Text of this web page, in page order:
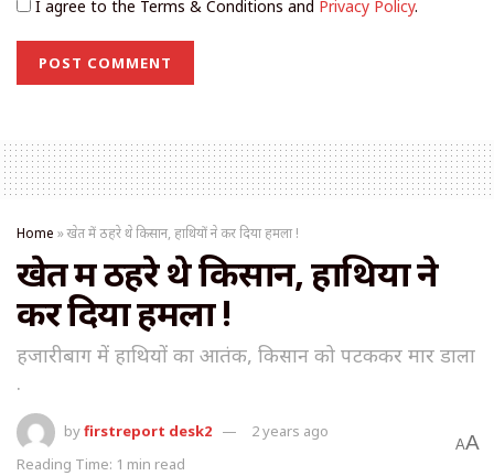
I agree to the Terms & Conditions and Privacy Policy.
Home »खेत में ठहरे थे किसान, हाथियों ने कर दिया हमला !
खेत में ठहरे थे किसान, हाथियों ने
कर दिया हमला !
हजारीबाग में हाथियों का आतंक, किसान को पटककर मार डाला
.
byfirstreport desk2
2 years ago
Reading Time: 1 min read
AA